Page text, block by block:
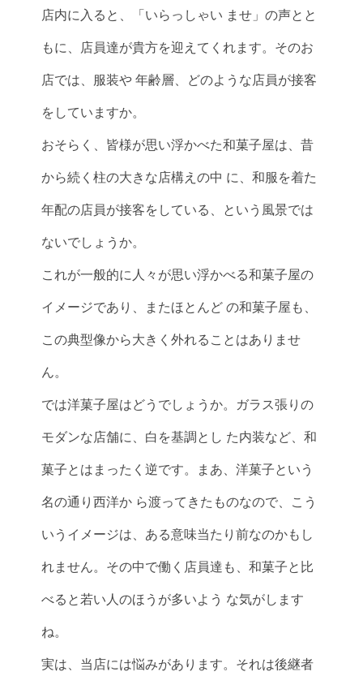
店内に入ると、「いらっしゃい ませ」の声とと
もに、店員達が貴方を迎えてくれます。そのお
店では、服装や 年齢層、どのような店員が接客
をしていますか。
おそらく、皆様が思い浮かべた和菓子屋は、昔
から続く柱の大きな店構えの中 に、和服を着た
年配の店員が接客をしている、という風景では
ないでしょうか。
これが一般的に人々が思い浮かべる和菓子屋の
イメージであり、またほとんど の和菓子屋も、
この典型像から大きく外れることはありませ
ん。
では洋菓子屋はどうでしょうか。ガラス張りの
モダンな店舗に、白を基調とし た内装など、和
菓子とはまったく逆です。まあ、洋菓子という
名の通り西洋か ら渡ってきたものなので、こう
いうイメージは、ある意味当たり前なのかもし
れません。その中で働く店員達も、和菓子と比
べると若い人のほうが多いよう な気がします
ね。
実は、当店には悩みがあります。それは後継者